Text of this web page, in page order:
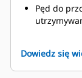
Pęd do
oponami,
Dowiedz się